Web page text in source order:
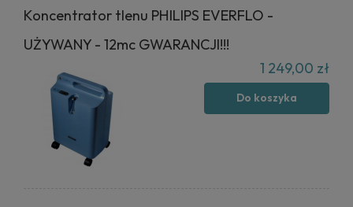
Koncentrator tlenu PHILIPS EVERFLO -
UŻYWANY - 12mc GWARANCJI!!!
1 249,00 zł
Do koszyka